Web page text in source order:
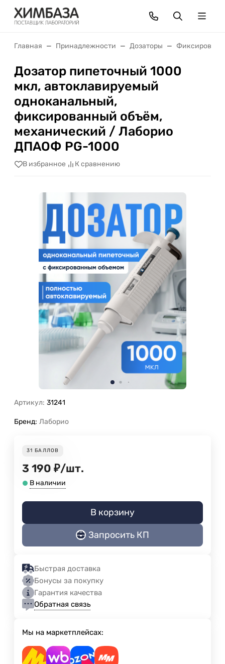
Главная Принадлежности Дозаторы
Дозатор пипеточный 1000
мкл, автоклавируемый
одноканальный,
фиксированный объём,
механический / Лаборио
ДПАОФ PG-1000
В избранное К сравнению
Артикул: 31241
Бренд: Лаборио
31 БАЛЛОВ
3 190 ₽/шт.
В наличии
В корзину
Запросить КП
Быстрая доставка
Бонусы за покупку
Гарантия качества
Обратная связь
Мы на маркетплейсах: